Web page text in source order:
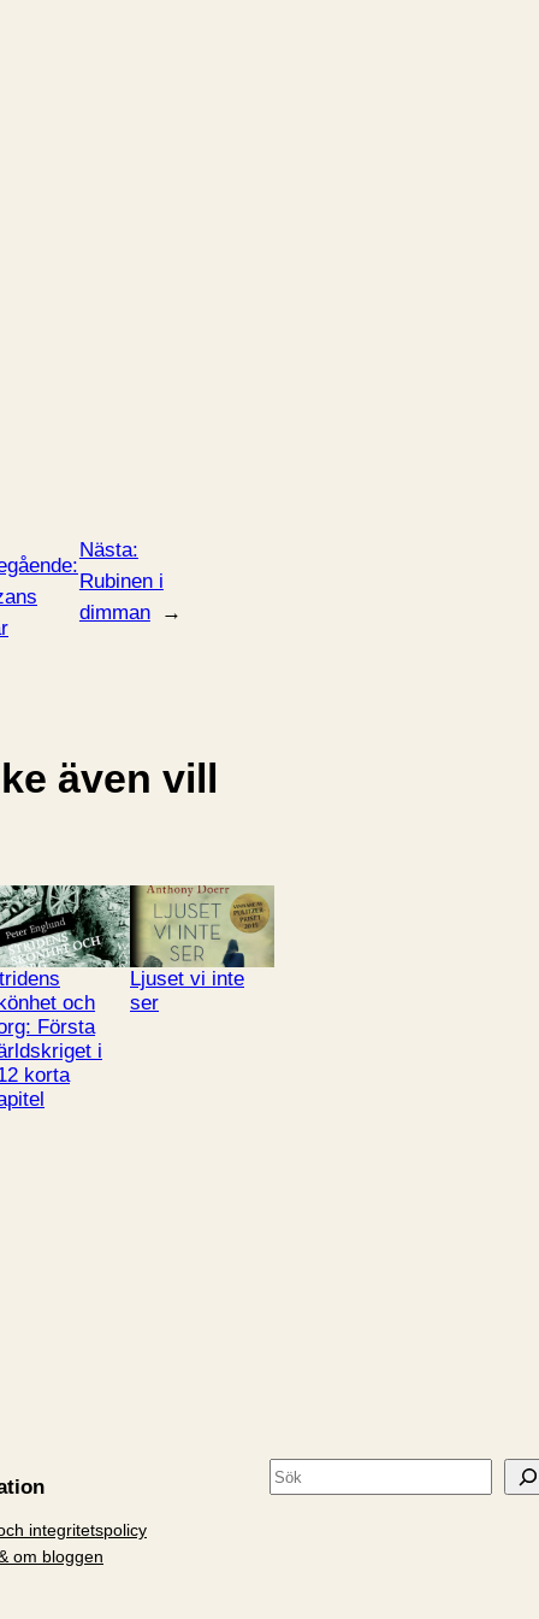
Nästa:
Rubinen i
dimman
→
även vill
och
Första
i
korta
Ljuset vi inte
ser
integritetspolicy
om bloggen
S